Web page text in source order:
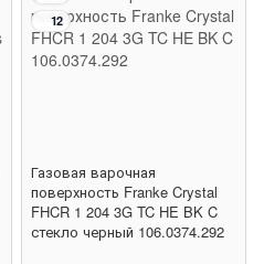
12
Газовая варочная
поверхность Franke Crystal
FHCR 1 204 3G TC HE BK C
стекло черный 106.0374.292